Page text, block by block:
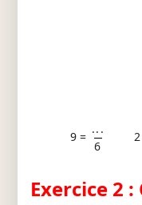
9 =
...
6
Exercice 2